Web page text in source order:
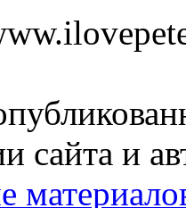
сайта и